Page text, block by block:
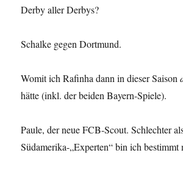
Derby aller Derbys?
Schalke gegen Dortmund.
Womit ich Rafinha dann in dieser Saison
hätte (inkl. der beiden Bayern-Spiele).
Paule, der neue FCB-Scout. Schlechter
Südamerika-„Experten“ bin ich